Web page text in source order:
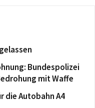
Bundespolizei
mit Waffe
die Autobahn A4